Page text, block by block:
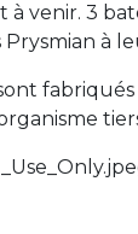
venir. 3
à